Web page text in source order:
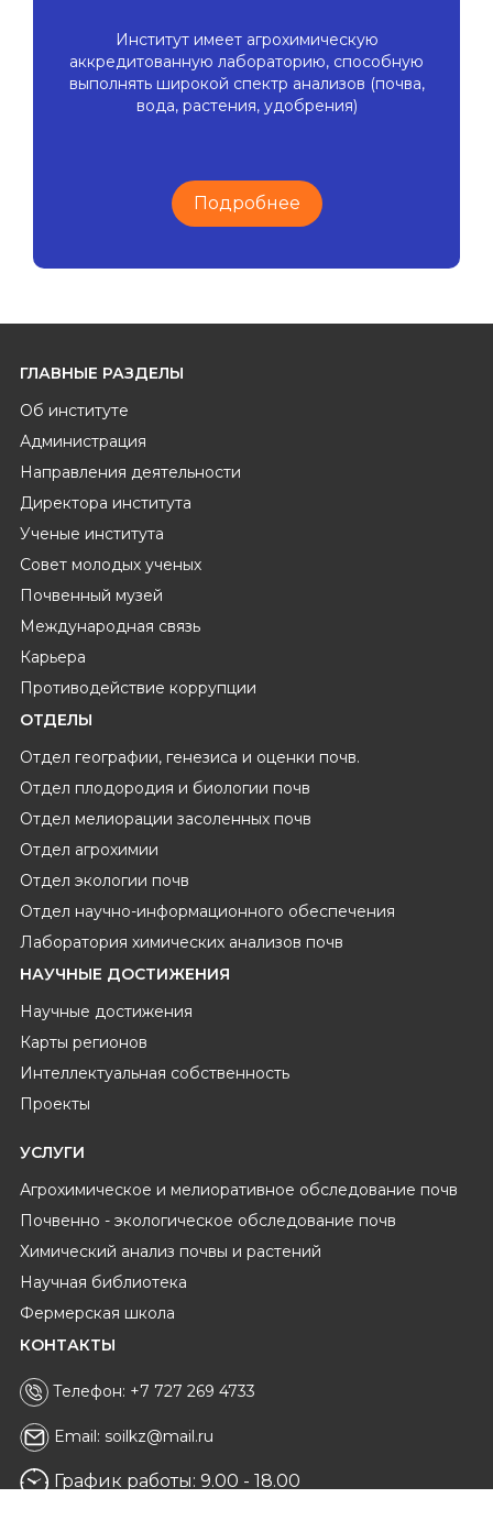
Институт имеет агрохимическую
аккредитованную лабораторию, способную
выполнять широкой спектр анализов (почва,
вода, растения, удобрения)
Подробнее
ГЛАВНЫЕ РАЗДЕЛЫ
Об институте
Администрация
Направления деятельности
Директора института
Ученые института
Совет молодых ученых
Почвенный музей
Международная связь
Карьера
Противодействие коррупции
ОТДЕЛЫ
Отдел географии, генезиса и оценки почв.
Отдел плодородия и биологии почв
Отдел мелиорации засоленных почв
Отдел агрохимии
Отдел экологии почв
Отдел научно-информационного обеспечения
Лаборатория химических анализов почв
НАУЧНЫЕ ДОСТИЖЕНИЯ
Научные достижения
Карты регионов
Интеллектуальная собственность
Проекты
УСЛУГИ
Агрохимическое и мелиоративное обследование почв
Почвенно - экологическое обследование почв
Химический анализ почвы и растений
Научная библиотека
Фермерская школа
КОНТАКТЫ
Телефон: +7 727 269 4733
Email: soilkz@mail.ru
График работы: 9.00 - 18.00